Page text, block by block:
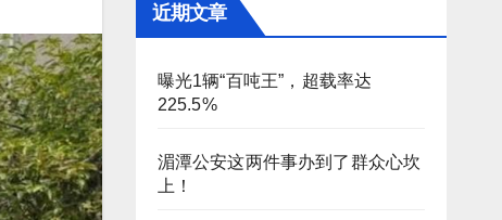
近期文章
曝光1辆“百吨王”，超载率达
225.5%
湄潭公安这两件事办到了群众心坎
上！